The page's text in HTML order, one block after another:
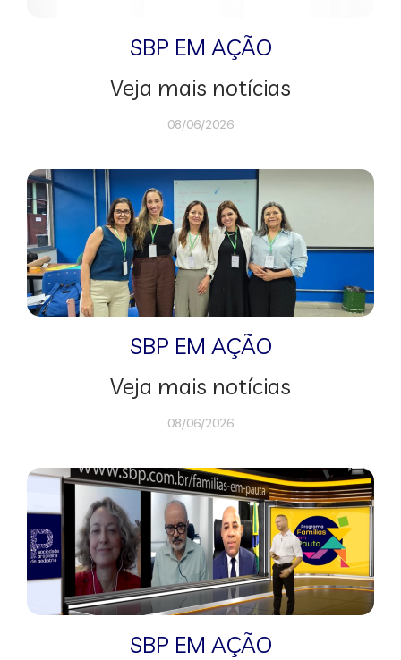
SBP EM AÇÃO
Veja mais notícias
08/06/2026
SBP EM AÇÃO
Veja mais notícias
08/06/2026
SBP EM AÇÃO